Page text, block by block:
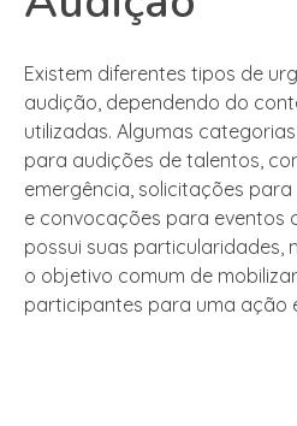
Existem diferentes tipos de
audição, dependendo do
utilizadas. Algumas
para audições de talentos,
emergência, solicitações
e convocações para eventos
possui suas particularidades,
o objetivo comum de
participantes para uma ação